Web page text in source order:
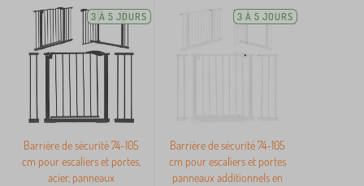
3 À 5 JOURS
Barrière de sécurité 74-105
cm pour escaliers et portes,
acier, panneaux
3 À 5 JOURS
Barrière de sécurité 74-105
cm pour escaliers et portes
panneaux additionnels en